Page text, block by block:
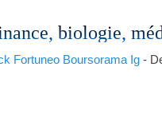
biologie,
Fortuneo Boursorama Ig-